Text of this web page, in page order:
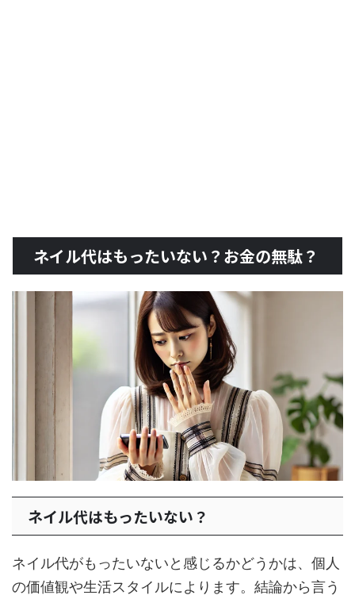
ネイル代はもったいない？お金の無駄？
ネイル代はもったいない？
ネイル代がもったいないと感じるかどうかは、個人
の価値観や生活スタイルによります。結論から言う